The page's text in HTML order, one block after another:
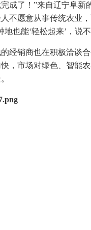
成了！”来自辽宁阜
不愿意从事传统农业
地也能‘轻松起来’，说
经销商也在积极洽谈
，市场对绿色、智能